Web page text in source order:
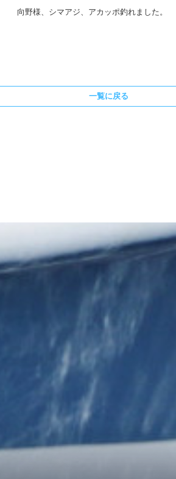
向野様、シマアジ、アカッポ釣れました。
一覧に戻る